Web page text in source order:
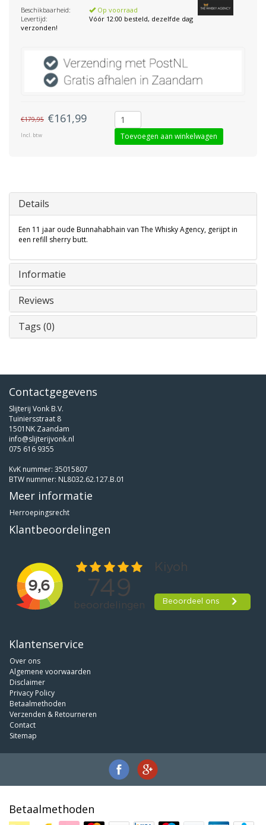
Beschikbaarheid:
Op voorraad
Levertijd:
Vóór 12:00 besteld, dezelfde dag
verzonden!
€179,95 €161,99
Incl. btw Toevoegen aan winkelwagen
Details
Een 11 jaar oude Bunnahabhain van The Whisky Agency, gerijpt in
een refill sherry butt.
Informatie
Reviews
Tags (0)
Contactgegevens
Slijterij Vonk B.V.
Tuiniersstraat 8
1501NK Zaandam
info@slijterijvonk.nl
075 616 9355
KvK nummer: 35015807
BTW nummer: NL8032.62.127.B.01
Meer informatie
Herroepingsrecht
Klantbeoordelingen
Klantenservice
Over ons
Algemene voorwaarden
Disclaimer
Privacy Policy
Betaalmethoden
Verzenden & Retourneren
Contact
Sitemap
Betaalmethoden